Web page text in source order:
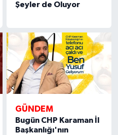
Şeyler de Oluyor
GÜNDEM
Bugün CHP Karaman İl
Başkanlığı'nın